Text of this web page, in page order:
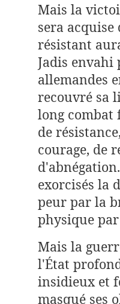
Mais la
sera
résistant
Jadis envahi
allemandes
recouvré sa
long combat
de
courage, de
exorcisés la
peur par la
physique
Mais la
l'État
insidieux et
masqué ses